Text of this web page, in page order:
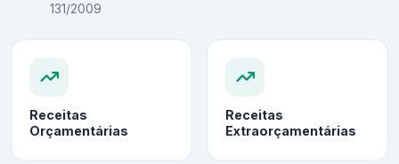
131/2009
Receitas
Orçamentárias
Receitas
Extraorçamentárias